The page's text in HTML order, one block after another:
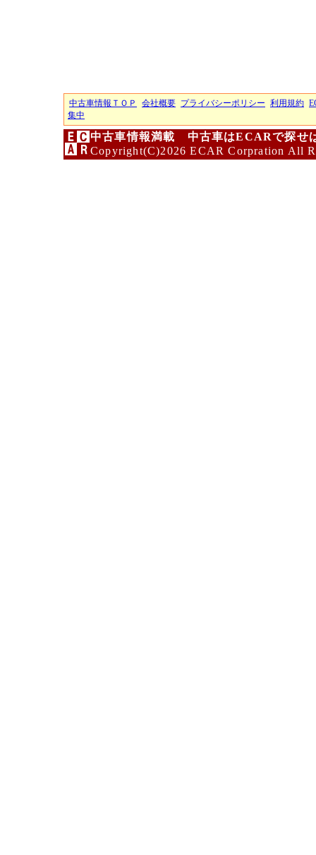
中古車情報ＴＯＰ 会社概要 プライバシーポリシー 利用規約
集中
中古車情報満載 中古車はECARで探せ
Copyright(C)2026 ECAR Corpration All